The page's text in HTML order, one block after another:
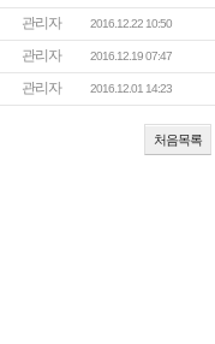
관리자 2016.12.22 10:50
관리자 2016.12.19 07:47
관리자 2016.12.01 14:23
처음목록